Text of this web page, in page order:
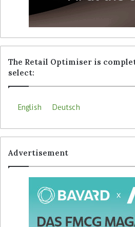
The Retail Optimiser is
select:
English Deutsch
Advertisement